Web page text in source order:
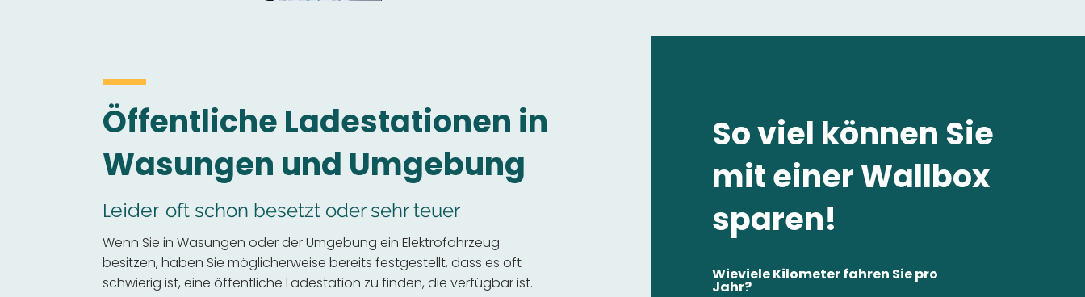
Öffentliche Ladestationen in
Wasungen und Umgebung
Leider oft schon besetzt oder sehr teuer
Wenn Sie in Wasungen oder der Umgebung ein Elektrofahrzeug
besitzen, haben Sie möglicherweise bereits festgestellt, dass es oft
schwierig ist, eine öffentliche Ladestation zu finden, die verfügbar ist.
So viel können Sie
mit einer Wallbox
sparen!
Wieviele Kilometer fahren Sie pro
Jahr?